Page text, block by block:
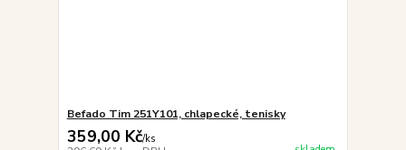
Befado Tim 251Y101, chlapecké, tenisky
359,00 Kč/ks